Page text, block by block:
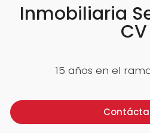
Inmobiliaria
CV
15 años en el